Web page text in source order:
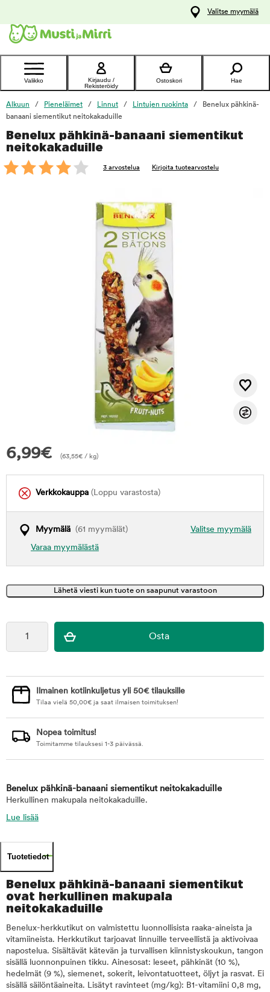
Ota yhteyttä
asiakaspalveluun
Valitse myymälä
Valikko
Kirjaudu /
Rekisteröidy
Ostoskori Hae
Alkuun Pieneläimet Linnut Lintujen ruokinta
Benelux pähkinä-
banaani siementikut neitokakaduille
Benelux pähkinä-banaani siementikut
neitokakaduille
3 arvostelua Kirjoita tuotearvostelu
6,99€ (63,55€ / kg)
Verkkokauppa (Loppu varastosta)
Valitse myymälä
Myymälä (61 myymälät)
Varaa myymälästä
foo
Ilmainen kotiinkuljetus yli 50€ tilauksille
Tilaa vielä 50,00€ ja saat ilmaisen toimituksen!
Nopea toimitus!
Toimitamme tilauksesi 1-3 päivässä.
Benelux pähkinä-banaani siementikut neitokakaduille
Herkullinen makupala neitokakaduille.
Lue lisää
Tuotetiedot
Benelux pähkinä-banaani siementikut
ovat herkullinen makupala
neitokakaduille
Benelux-herkkutikut on valmistettu luonnollisista raaka-aineista ja
vitamiineista. Herkkutikut tarjoavat linnuille terveellistä ja aktivoivaa
napostelua. Sisältävät kätevän ja turvallisen kiinnistyskoukun, tangon
sisällä luonnonpuinen tikku. Ainesosat: leseet, pähkinät (10 %),
hedelmät (9 %), siemenet, sokerit, leivontatuotteet, öljyt ja rasvat. Ei
sisällä säilöntäaineita. Lisätyt ravinteet (mg/kg): B1-vitamiini 0,8 mg,